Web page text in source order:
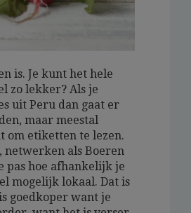
is. Je kunt het hele
zo lekker? Als je
uit Peru dan gaat er
maar meestal
om etiketten te lezen.
als Boeren
pas hoe afhankelijk je
mogelijk lokaal. Dat is
goedkoper want je